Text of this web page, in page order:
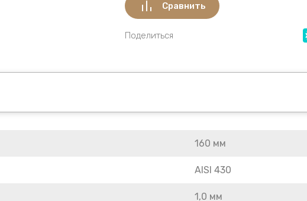
Сравнить
Поделиться
160 мм
AISI 430
1,0 мм